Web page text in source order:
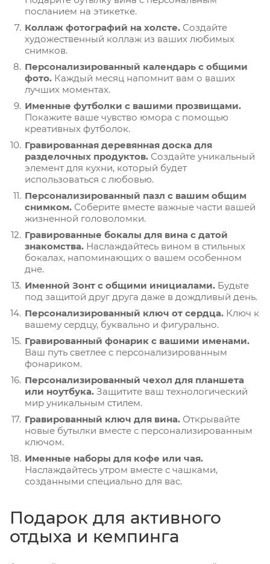
посланием на этикетке.
Коллаж фотографий на холсте. Создайте
художественный коллаж из ваших любимых
снимков.
Персонализированный календарь с общими
фото. Каждый месяц напомнит вам о ваших
лучших моментах.
Именные футболки с вашими прозвищами.
Покажите ваше чувство юмора с помощью
креативных футболок.
Гравированная деревянная доска для
разделочных продуктов. Создайте уникальный
элемент для кухни, который будет
использоваться с любовью.
Персонализированный пазл с вашим общим
снимком. Соберите вместе важные части вашей
жизненной головоломки.
Гравированные бокалы для вина с датой
знакомства. Наслаждайтесь вином в стильных
бокалах, напоминающих о вашем особенном
дне.
Именной Зонт с общими инициалами. Будьте
под защитой друг друга даже в дождливый день.
Персонализированный ключ от сердца. Ключ к
вашему сердцу, буквально и фигурально.
Гравированный фонарик с вашими именами.
Ваш путь светлее с персонализированным
фонариком.
Персонализированный чехол для планшета
или ноутбука. Защитите ваш технологический
мир уникальным стилем.
Гравированный ключ для вина. Открывайте
новые бутылки вместе с персонализированным
ключом.
Именные наборы для кофе или чая.
Наслаждайтесь утром вместе с чашками,
созданными специально для вас.
Подарок для активного
отдыха и кемпинга